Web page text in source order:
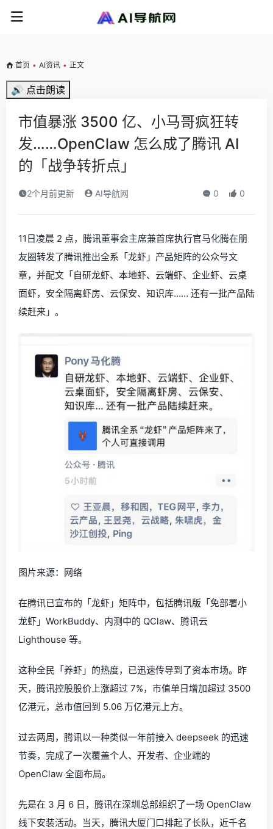
首页 • AI资讯 • 正文
🔊 点击朗读
市值暴涨 3500 亿、小马哥疯狂转
发……OpenClaw 怎么成了腾讯 AI
的「战争转折点」
2个月前更新 AI导航网 0 0
11日凌晨 2 点，腾讯董事会主席兼首席执行官马化腾在朋
友圈转发了腾讯推出全系「龙虾」产品矩阵的公众号文
章，并配文「自研龙虾、本地虾、云端虾、企业虾、云桌
面虾，安全隔离虾房、云保安、知识库…… 还有一批产品陆
续赶来」。
图片来源：网络
在腾讯已宣布的「龙虾」矩阵中，包括腾讯版「免部署小
龙虾」WorkBuddy、内测中的 QClaw、腾讯云
Lighthouse 等。
这种全民「养虾」的热度，已迅速传导到了资本市场。昨
天，腾讯控股股价上涨超过 7%，市值单日增加超过 3500
亿港元，总市值回到 5.06 万亿港元上方。
过去两周，腾讯以一种类似一年前接入 deepseek 的迅速
节奏，完成了一次覆盖个人、开发者、企业端的
OpenClaw 全面布局。
先是在 3 月 6 日，腾讯在深圳总部组织了一场 OpenClaw
线下安装活动。当天，腾讯大厦门口排起了长队，近千名